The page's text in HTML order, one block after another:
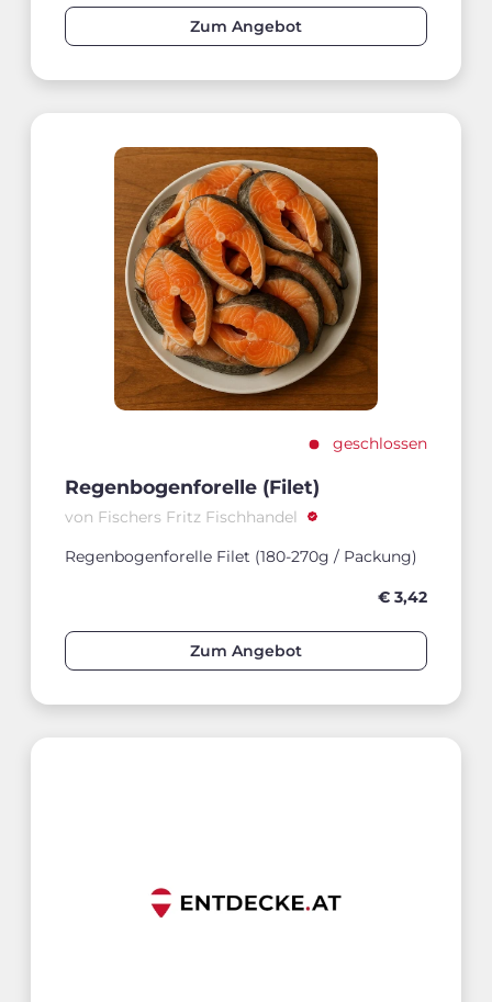
Zum Angebot
geschlossen
Regenbogenforelle (Filet)
von Fischers Fritz Fischhandel
Regenbogenforelle Filet (180-270g / Packung)
€ 3,42
Zum Angebot